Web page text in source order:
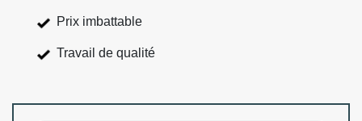
Prix imbattable
Travail de qualité